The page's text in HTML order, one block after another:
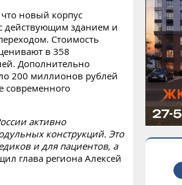
что новый корпус
действующим зданием и
Стоимость
в 358
Дополнительно
200 миллионов рублей
современного
активно
конструкций. Это
и для пациентов, а
глава региона Алексей